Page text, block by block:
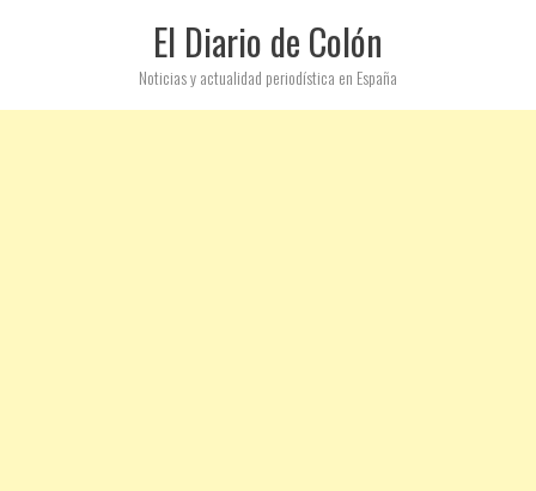
El Diario de Colón
Noticias y actualidad periodística en España